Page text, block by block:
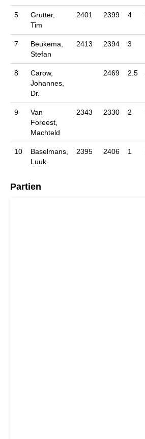
5
Grutter,
Tim
2401 2399 4
7
Beukema,
Stefan
2413 2394 3
8
Carow,
Johannes,
Dr.
2469 2.5
9
Van
Foreest,
Machteld
2343 2330 2
10
Baselmans,
Luuk
2395 2406 1
Partien